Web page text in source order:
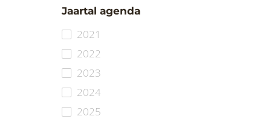
Jaartal agenda
2021
2022
2023
2024
2025